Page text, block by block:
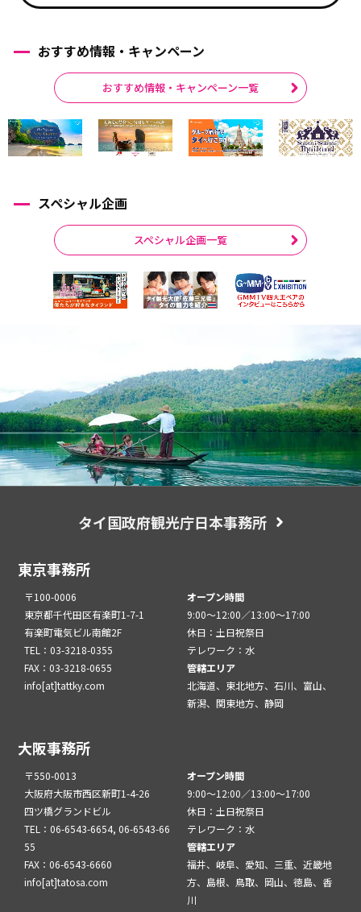
おすすめ情報・キャンペーン
おすすめ情報・キャンペーン一覧
スペシャル企画
スペシャル企画一覧
タイ国政府観光庁日本事務所
東京事務所
〒100-0006
東京都千代田区有楽町1-7-1
有楽町電気ビル南館2F
TEL：03-3218-0355
FAX：03-3218-0655
info[at]tattky.com
オープン時間
9:00～12:00／13:00～17:00
休日：土日祝祭日
テレワーク：水
管轄エリア
北海道、東北地方、石川、富山、
新潟、関東地方、静岡
大阪事務所
〒550-0013
大阪府大阪市西区新町1-4-26
四ツ橋グランドビル
TEL：06-6543-6654, 06-6543-66
55
FAX：06-6543-6660
info[at]tatosa.com
オープン時間
9:00～12:00／13:00～17:00
休日：土日祝祭日
テレワーク：水
管轄エリア
福井、岐阜、愛知、三重、近畿地
方、島根、鳥取、岡山、徳島、香
川